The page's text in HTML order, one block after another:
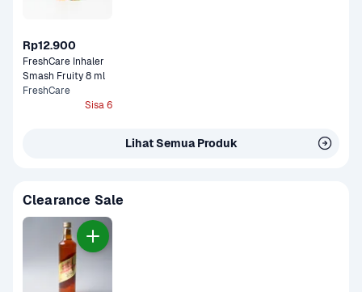
Rp12.900
FreshCare Inhaler
Smash Fruity 8 ml
FreshCare
Sisa 6
Lihat Semua Produk
Clearance Sale